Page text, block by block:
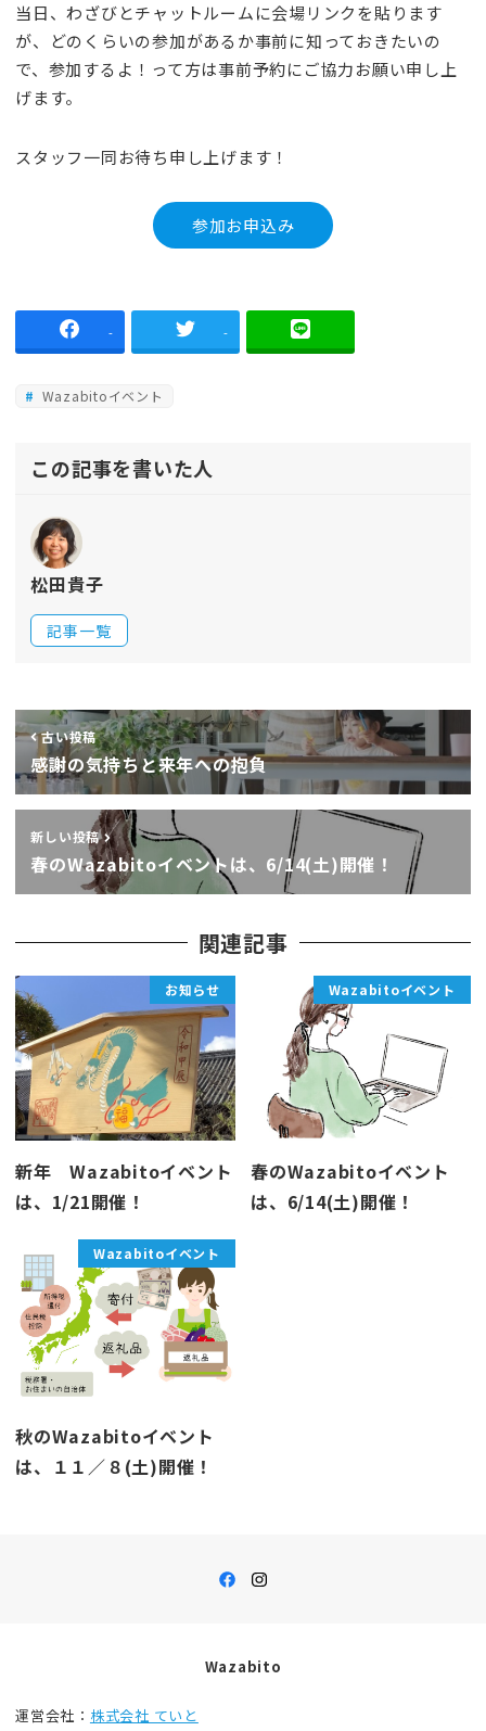
当日、わざびとチャットルームに会場リンクを貼ります
が、どのくらいの参加があるか事前に知っておきたいの
で、参加するよ！って方は事前予約にご協力お願い申し上
げます。
スタッフ一同お待ち申し上げます！
参加お申込み
- -
Wazabitoイベント
この記事を書いた人
松田貴子
記事一覧
古い投稿
感謝の気持ちと来年への抱負
新しい投稿
春のWazabitoイベントは、6/14(土)開催！
関連記事
お知らせ
新年 Wazabitoイベント
は、1/21開催！
Wazabitoイベント
春のWazabitoイベント
は、6/14(土)開催！
Wazabitoイベント
秋のWazabitoイベント
は、１１／８(土)開催！
Wazabito
運営会社： 株式会社 ていと